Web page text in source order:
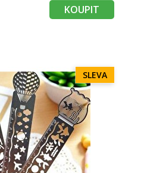
KOUPIT
SLEVA